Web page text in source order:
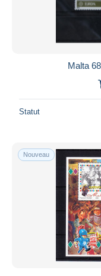
Malta
Statut
Nouveau